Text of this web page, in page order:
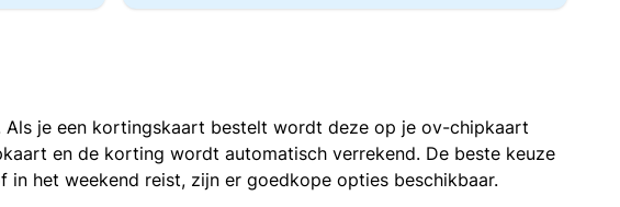
je een kortingskaart bestelt wordt deze op je ov-chipkaart
en de korting wordt automatisch verrekend. De beste keuze
het weekend reist, zijn er goedkope opties beschikbaar.